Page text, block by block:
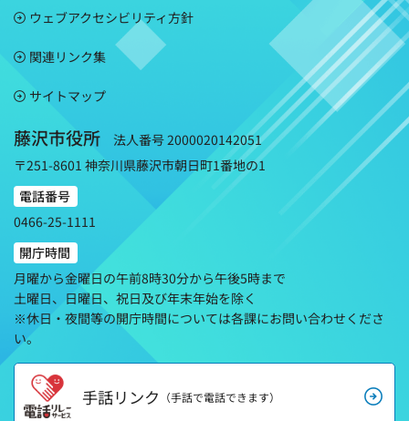
ウェブアクセシビリティ方針
関連リンク集
サイトマップ
藤沢市役所
法人番号 2000020142051
〒251-8601 神奈川県藤沢市朝日町1番地の1
電話番号
0466-25-1111
開庁時間
月曜から金曜日の午前8時30分から午後5時まで
土曜日、日曜日、祝日及び年末年始を除く
※休日・夜間等の開庁時間については各課にお問い合わせくださ
い。
手話リンク （手話で電話できます）